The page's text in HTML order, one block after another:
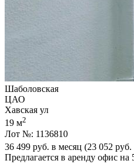
Шаболовская
ЦАО
Хавская ул
19 м2
Лот №: 1136810
36 499 руб. в месяц (23 052 руб.
Предлагается в аренду офис